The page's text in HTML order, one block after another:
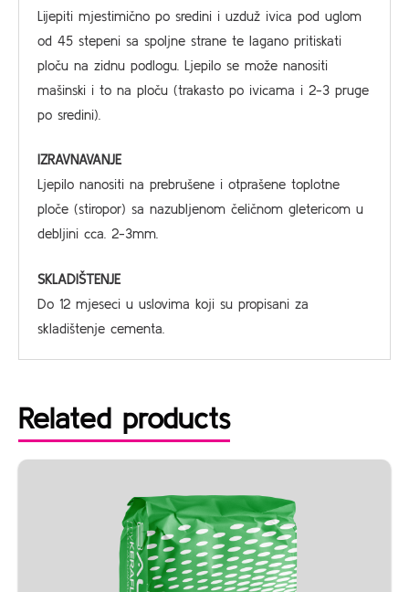
Lijepiti mjestimično po sredini i uzduž ivica pod uglom
od 45 stepeni sa spoljne strane te lagano pritiskati
ploču na zidnu podlogu. Ljepilo se može nanositi
mašinski i to na ploču (trakasto po ivicama i 2-3 pruge
po sredini).
IZRAVNAVANJE
Ljepilo nanositi na prebrušene i otprašene toplotne
ploče (stiropor) sa nazubljenom čeličnom gletericom u
debljini cca. 2-3mm.
SKLADIŠTENJE
Do 12 mjeseci u uslovima koji su propisani za
skladištenje cementa.
Related products